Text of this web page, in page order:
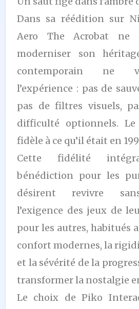
Dans sa réédition sur
Aero The Acrobat ne
moderniser son
contemporain ne
l’expérience : pas de
pas de filtres visuels,
difficulté optionnels.
fidèle à ce qu’il était en
Cette fidélité
bénédiction pour les
désirent revivre
l’exigence des jeux de
pour les autres, habitués
confort modernes, la
et la sévérité de la
transformer la nostalgie
Le choix de Piko